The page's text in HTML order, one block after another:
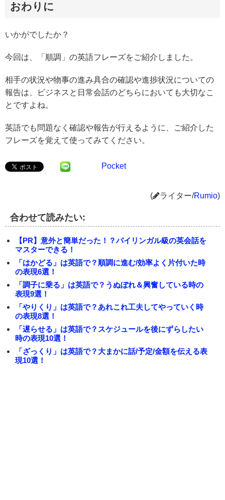
おわりに
いかがでしたか？
今回は、「順調」の英語フレーズをご紹介しました。
相手の状況や物事の進み具合の確認や進捗状況についての
報告は、ビジネスと日常会話のどちらにおいても大切なこ
とですよね。
英語でも問題なく確認や報告が行えるように、ご紹介した
フレーズを覚えて使ってみてください。
Pocket
( ライター/Rumio)
合わせて読みたい:
【PR】意外と簡単だった！？バイリンガル級の英会話を
マスターできる！
「はかどる」は英語で？順調に進む/効率よく片付いた時
の表現6選！
「調子に乗る」は英語で？うぬぼれ＆興奮している時の
表現9選！
「やりくり」は英語で？あれこれ工夫してやっていく時
の表現8選！
「遅らせる」は英語で？スケジュールを後にずらしたい
時の表現10選！
「ざっくり」は英語で？大まかに話/予定/金額を伝える表
現10選！